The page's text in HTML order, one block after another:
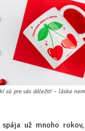
sú pre vás dôležití – láska
už mnoho